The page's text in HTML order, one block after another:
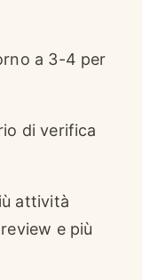
a 3-4 per
di verifica
attività
e più